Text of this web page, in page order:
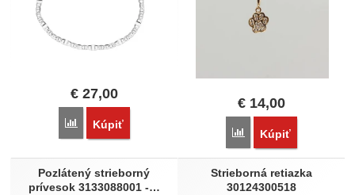
€ 27,00
Porovnať
Kúpiť
€14,00
Porovnať
Kúpiť
Pozlátený strieborný
prívesok 3133088001 -…
Strieborná retiazka
30124300518